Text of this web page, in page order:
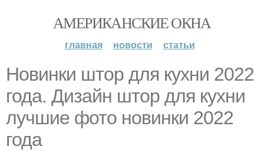
АМЕРИКАНСКИЕ ОКНА
главная новости статьи
Новинки штор для кухни 2022
года. Дизайн штор для кухни
лучшие фото новинки 2022
года